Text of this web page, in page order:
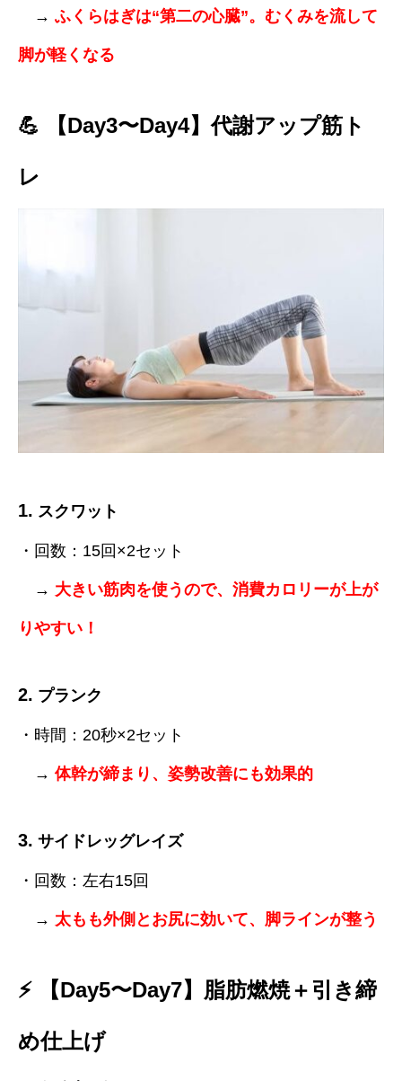
→ ふくらはぎは“第二の心臓”。むくみを流して
脚が軽くなる
💪 【Day3〜Day4】代謝アップ筋ト
レ
1. スクワット
・回数：15回×2セット
→ 大きい筋肉を使うので、消費カロリーが上が
りやすい！
2. プランク
・時間：20秒×2セット
→ 体幹が締まり、姿勢改善にも効果的
3. サイドレッグレイズ
・回数：左右15回
→ 太もも外側とお尻に効いて、脚ラインが整う
⚡ 【Day5〜Day7】脂肪燃焼＋引き締
め仕上げ